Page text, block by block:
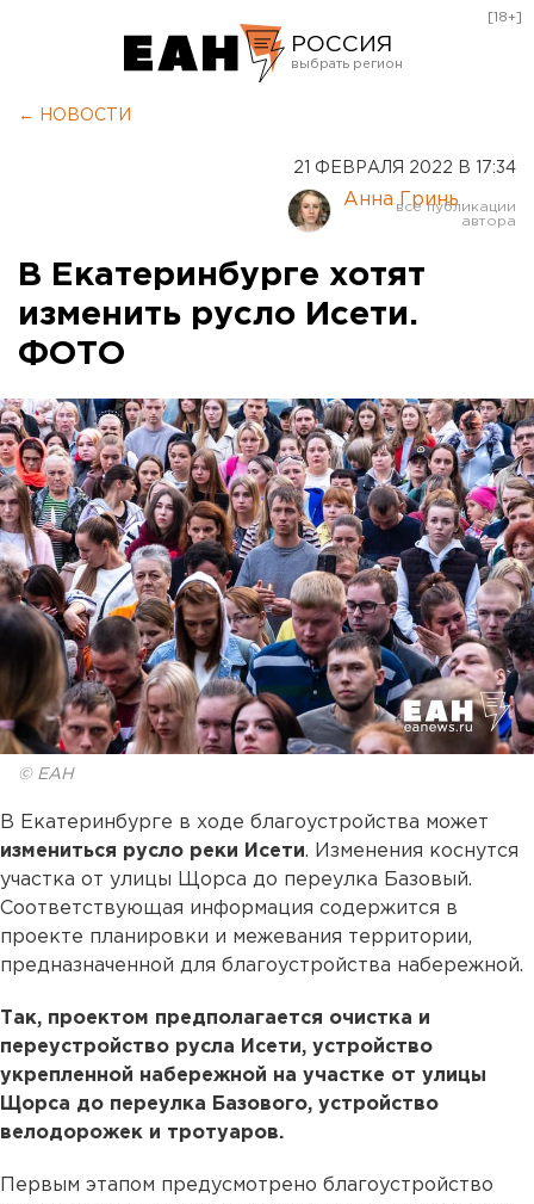
РОССИЯ
Курган
Оренбург
[18+]
← НОВОСТИ
21 ФЕВРАЛЯ 2022 В 17:34
Анна Гринь
В Екатеринбурге хотят
изменить русло Исети.
ФОТО
© ЕАН
В Екатеринбурге в ходе благоустройства может
измениться русло реки Исети. Изменения коснутся
участка от улицы Щорса до переулка Базовый.
Соответствующая информация содержится в
проекте планировки и межевания территории,
предназначенной для благоустройства набережной.
Так, проектом предполагается очистка и
переустройство русла Исети, устройство
укрепленной набережной на участке от улицы
Щорса до переулка Базового, устройство
велодорожек и тротуаров.
Первым этапом предусмотрено благоустройство